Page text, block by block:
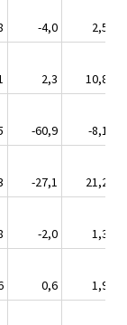
-4,0
2,5
2,3
10,8
-60,9
-8,1
-27,1
21,2
-2,0
1,3
0,6
1,9